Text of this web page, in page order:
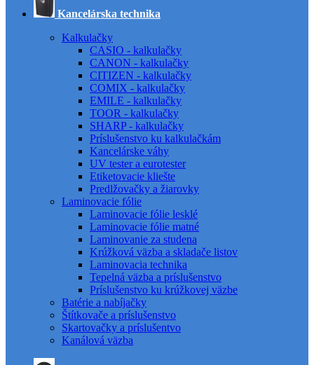
Kancelárska technika
Kalkulačky
CASIO - kalkulačky
CANON - kalkulačky
CITIZEN - kalkulačky
COMIX - kalkulačky
EMILE - kalkulačky
TOOR - kalkulačky
SHARP - kalkulačky
Príslušenstvo ku kalkulačkám
Kancelárske váhy
UV tester a eurotester
Etiketovacie kliešte
Predlžovačky a žiarovky
Laminovacie fólie
Laminovacie fólie lesklé
Laminovacie fólie matné
Laminovanie za studena
Krúžková väzba a skladače listov
Laminovacia technika
Tepelná väzba a príslušenstvo
Príslušenstvo ku krúžkovej väzbe
Batérie a nabíjačky
Štítkovače a príslušenstvo
Skartovačky a príslušentvo
Kanálová väzba